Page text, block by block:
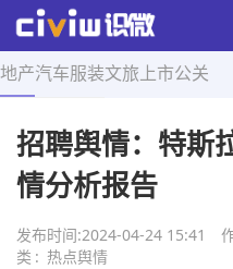
地产汽车服装文旅 上市公关
首页 > 热点舆情 > 正文
招聘舆情：特斯
情分析报告
发布时间:2024-04-24 15:41
类 : 热点舆情